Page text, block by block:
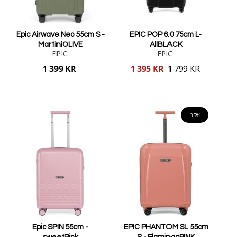
Epic Airwave Neo 55cm S -
MartiniOLIVE
EPIC
1 399 KR
EPIC POP 6.0 75cm L-
AllBLACK
EPIC
Reducerat
1 395 KR 1 799 KR
Epic SPIN 55cm -
-35%
EPIC PHANTOM SL 55cm